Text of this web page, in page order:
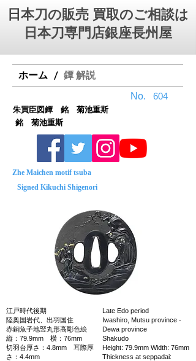
日本刀の販売 買取のご相談は
日本刀専門店銀座⻑州屋
ホーム / 鐔 解説
No.
銘 菊池重斯
Zhe Maichen motif tsuba
Signed Kikuchi Shigenori
江戸時代後期
陸奥国岩代、出羽国住
赤銅魚子地竪丸形高彫色絵
縦：79.9mm 横：76mm
切羽台厚さ：4.8mm 耳際厚
さ：4.4mm
Late Edo period
Iwashiro, Mutsu province -
Dewa province
Shakudo
Height: 79.9mm Width: 76mm
Thickness at seppadai:
朱買臣図鐔 銘 菊池重斯
604